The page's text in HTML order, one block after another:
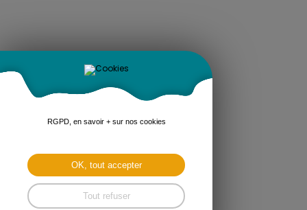
RGPD, en savoir + sur nos cookies
OK, tout accepter
Tout refuser